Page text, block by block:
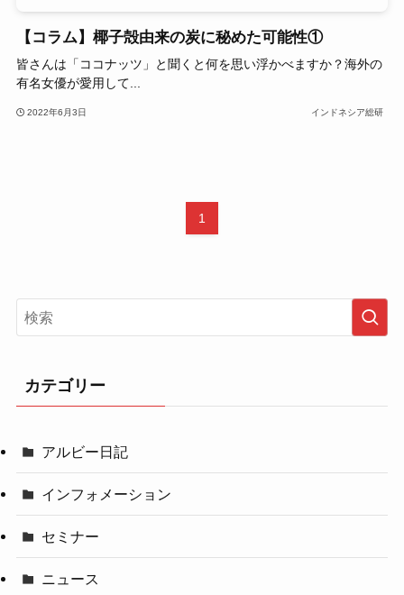
【コラム】椰子殻由来の炭に秘めた可能性①
皆さんは「ココナッツ」と聞くと何を思い浮かべますか？海外の
有名女優が愛用して...
2022年6月3日 インドネシア総研
1
カテゴリー
アルビー日記
インフォメーション
セミナー
ニュース